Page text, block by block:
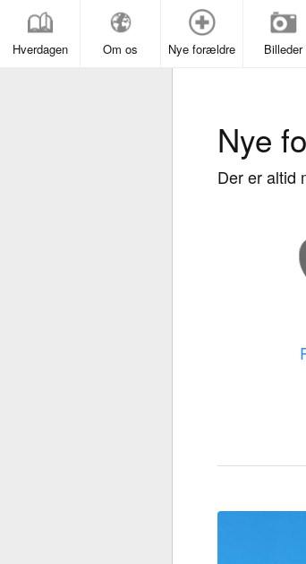
Hverdagen Om os Nye forældre Billeder
Nye
Der er altid